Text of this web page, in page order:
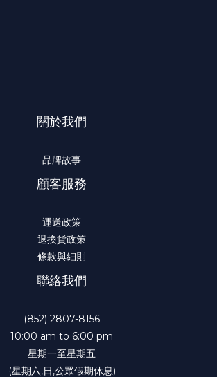
關於我們
品牌故事
顧客服務
運送政策
退換貨政策
條款與細則
聯絡我們
(852) 2807-8156
10:00 am to 6:00 pm
星期一至星期五
(星期六,日,公眾假期休息)